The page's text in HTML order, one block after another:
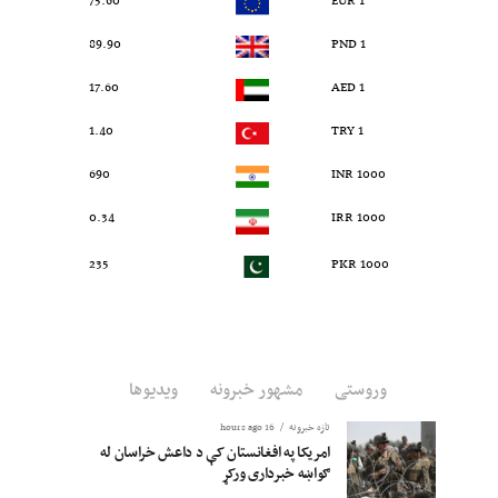
1 PND
89.90
1 AED
17.60
1 TRY
1.40
1000 INR
690
1000 IRR
0.34
1000 PKR
235
وروستی مشهور خبرونه ویدیوها
تازه خبرونه 16 hours ago
امریکا په افغانستان کې د داعش خراسان له
ګواښه خبرداری ورکړ